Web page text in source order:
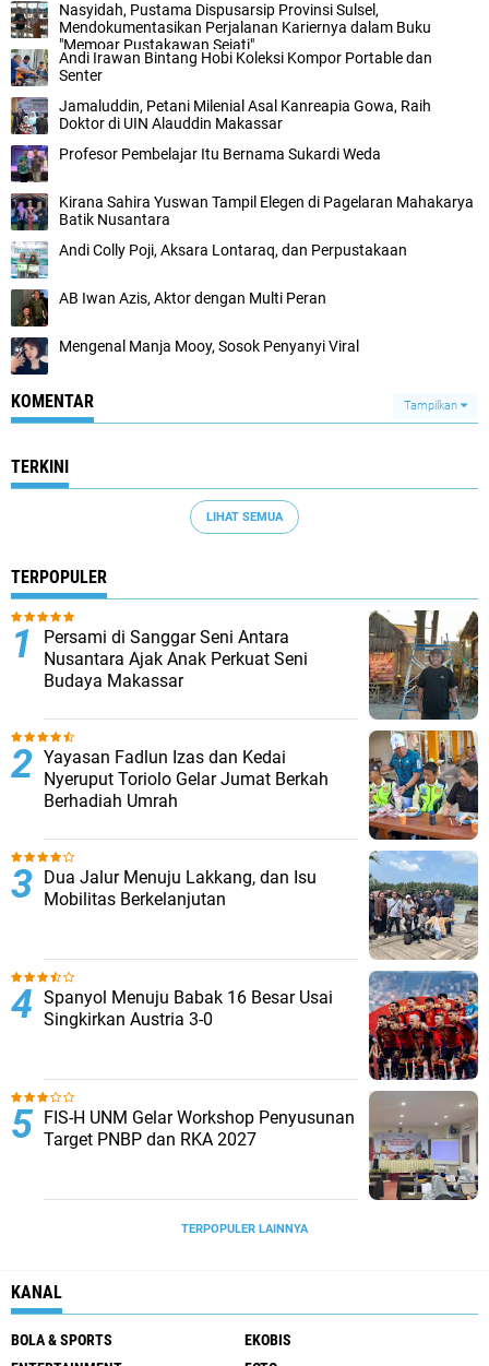
Nasyidah, Pustama Dispusarsip Provinsi Sulsel,
Mendokumentasikan Perjalanan Kariernya dalam Buku
"Memoar Pustakawan Sejati"
Andi Irawan Bintang Hobi Koleksi Kompor Portable dan
Senter
Jamaluddin, Petani Milenial Asal Kanreapia Gowa, Raih
Doktor di UIN Alauddin Makassar
Profesor Pembelajar Itu Bernama Sukardi Weda
Kirana Sahira Yuswan Tampil Elegen di Pagelaran Mahakarya
Batik Nusantara
Andi Colly Poji, Aksara Lontaraq, dan Perpustakaan
AB Iwan Azis, Aktor dengan Multi Peran
Mengenal Manja Mooy, Sosok Penyanyi Viral
KOMENTAR Tampilkan
TERKINI
LIHAT SEMUA
TERPOPULER
Persami di Sanggar Seni Antara
Nusantara Ajak Anak Perkuat Seni
Budaya Makassar
Yayasan Fadlun Izas dan Kedai
Nyeruput Toriolo Gelar Jumat Berkah
Berhadiah Umrah
Dua Jalur Menuju Lakkang, dan Isu
Mobilitas Berkelanjutan
Spanyol Menuju Babak 16 Besar Usai
Singkirkan Austria 3-0
FIS-H UNM Gelar Workshop Penyusunan
Target PNBP dan RKA 2027
TERPOPULER LAINNYA
KANAL
BOLA & SPORTS
EKOBIS